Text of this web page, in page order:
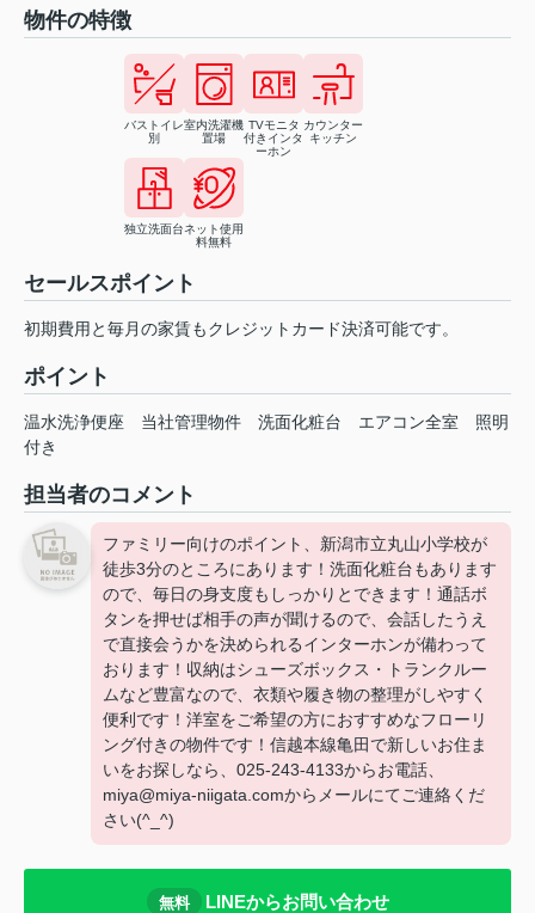
物件の特徴
バストイレ
別
室内洗濯機
置場
TVモニタ
付きインタ
ーホン
カウンター
キッチン
独立洗面台ネット使用
料無料
セールスポイント
初期費用と毎月の家賃もクレジットカード決済可能です。
ポイント
温水洗浄便座 当社管理物件 洗面化粧台 エアコン全室
照明
付き
担当者のコメント
ファミリー向けのポイント、新潟市立丸山小学校が
徒歩3分のところにあります！洗面化粧台もあります
ので、毎日の身支度もしっかりとできます！通話ボ
タンを押せば相手の声が聞けるので、会話したうえ
で直接会うかを決められるインターホンが備わって
おります！収納はシューズボックス・トランクルー
ムなど豊富なので、衣類や履き物の整理がしやすく
便利です！洋室をご希望の方におすすめなフローリ
ング付きの物件です！信越本線亀田で新しいお住ま
いをお探しなら、025-243-4133からお電話、
miya@miya-niigata.comからメールにてご連絡くだ
さい(^_^)
無料 LINEからお問い合わせ